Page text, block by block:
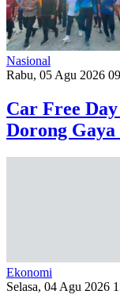
Nasional
Rabu, 05 Agu 2026
Car Free
Dorong
Ekonomi
Selasa, 04 Agu 2026